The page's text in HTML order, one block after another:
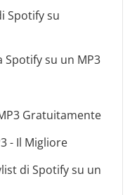
Spotify su
Spotify su un MP3
Gratuitamente
- Il Migliore
di Spotify su un